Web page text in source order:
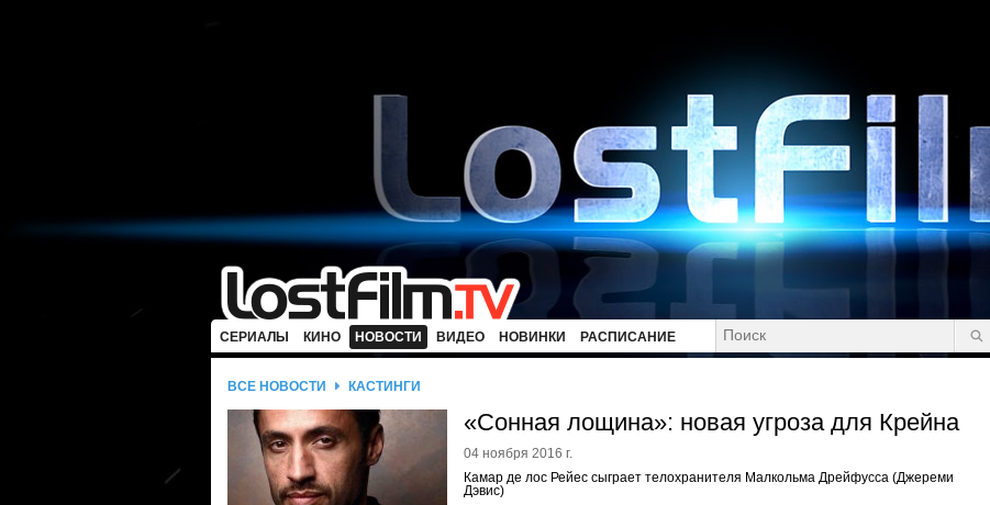
СЕРИАЛЫ КИНО НОВОСТИ ВИДЕО НОВИНКИ РАСПИСАНИЕ
ВСЕ НОВОСТИ КАСТИНГИ
«Сонная лощина»: новая угроза для Крейна
04 ноября 2016 г.
Камар де лос Рейес сыграет телохранителя Малкольма Дрейфусса (Джереми
Дэвис)